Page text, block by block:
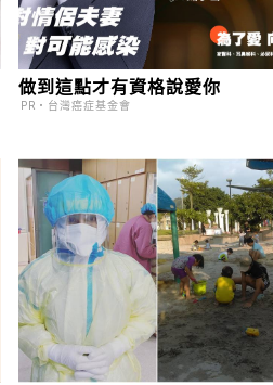
做到這點才有資格說愛你
PR・台灣癌症基金會